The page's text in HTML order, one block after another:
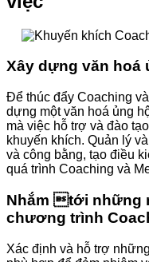
Xây dựng văn hoá
Để thúc đẩy Coaching
dựng một văn hoá ủng
mà việc hỗ trợ và đào
khuyến khích. Quản lý
và công bằng, tạo điều
quá trình Coaching và
Nhắm tới những
chương trình
Xác định và hỗ trợ